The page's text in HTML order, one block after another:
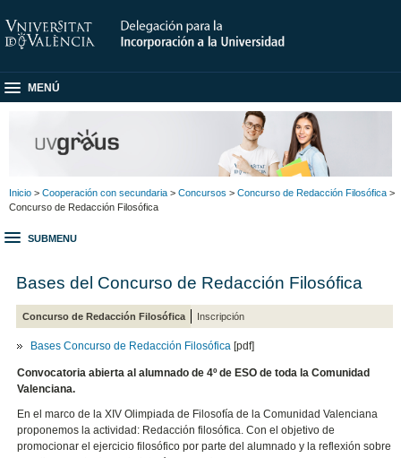
MENÚ
Inicio > Cooperación con secundaria > Concursos > Concurso de Redacción Filosófica >
Concurso de Redacción Filosófica
SUBMENU
Bases del Concurso de Redacción Filosófica
Concurso de Redacción Filosófica Inscripción
Bases Concurso de Redacción Filosófica [pdf]
Convocatoria abierta al alumnado de 4º de ESO de toda la Comunidad
Valenciana.
En el marco de la XIV Olimpiada de Filosofía de la Comunidad Valenciana
proponemos la actividad: Redacción filosófica. Con el objetivo de
promocionar el ejercicio filosófico por parte del alumnado y la reflexión sobre